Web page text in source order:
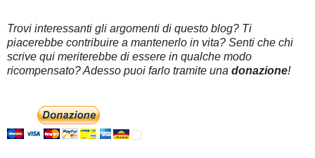
Trovi interessanti gli argomenti di questo blog? Ti
piacerebbe contribuire a mantenerlo in vita? Senti che chi
scrive qui meriterebbe di essere in qualche modo
ricompensato? Adesso puoi farlo tramite una donazione!